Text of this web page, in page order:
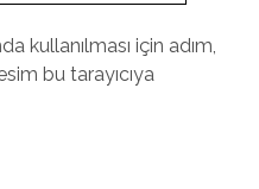
kullanılması için adım,
bu tarayıcıya